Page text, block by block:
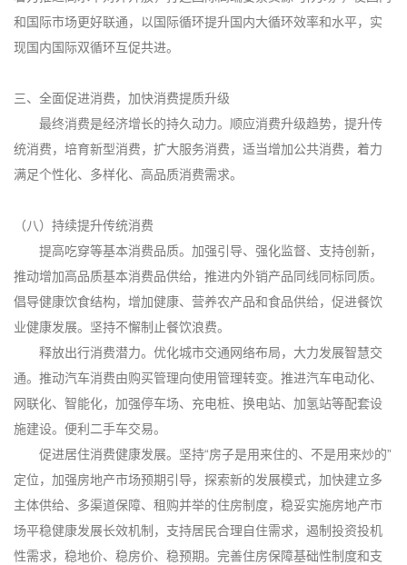
和国际市场更好联通，以国际循环提升国内大循环效率和水平，实
现国内国际双循环互促共进。
三、全面促进消费，加快消费提质升级
最终消费是经济增长的持久动力。顺应消费升级趋势，提升传
统消费，培育新型消费，扩大服务消费，适当增加公共消费，着力
满足个性化、多样化、高品质消费需求。
（八）持续提升传统消费
提高吃穿等基本消费品质。加强引导、强化监督、支持创新，
推动增加高品质基本消费品供给，推进内外销产品同线同标同质。
倡导健康饮食结构，增加健康、营养农产品和食品供给，促进餐饮
业健康发展。坚持不懈制止餐饮浪费。
释放出行消费潜力。优化城市交通网络布局，大力发展智慧交
通。推动汽车消费由购买管理向使用管理转变。推进汽车电动化、
网联化、智能化，加强停车场、充电桩、换电站、加氢站等配套设
施建设。便利二手车交易。
促进居住消费健康发展。坚持“房子是用来住的、不是用来炒的”
定位，加强房地产市场预期引导，探索新的发展模式，加快建立多
主体供给、多渠道保障、租购并举的住房制度，稳妥实施房地产市
场平稳健康发展长效机制，支持居民合理自住需求，遏制投资投机
性需求，稳地价、稳房价、稳预期。完善住房保障基础性制度和支